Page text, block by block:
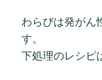
わらびは発がん
す。
下処理のレシピ